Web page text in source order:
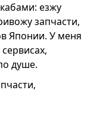
езжу
запчасти,
Японии. У меня
душе.